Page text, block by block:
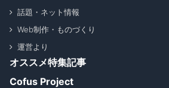
話題・ネット情報
Web制作・ものづくり
運営より
オススメ特集記事
Cofus Project